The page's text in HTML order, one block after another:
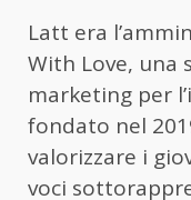
Latt era
With Love, una
marketing per
fondato nel
valorizzare i
voci